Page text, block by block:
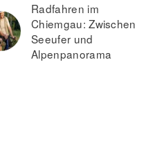
Radfahren im
Chiemgau: Zwischen
Seeufer und
Alpenpanorama